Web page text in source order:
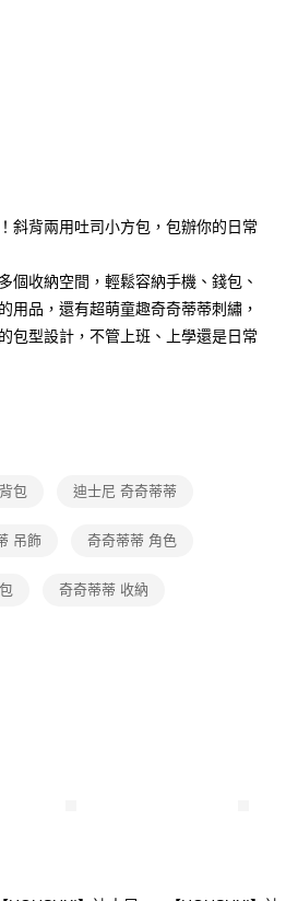
大哥大用戶可立即使用無須另外申請。
，訂單成立後會自動跳轉到大哥付的交易
期的期數、繳款截止日，確認付款後即完
認交易或遇審核未通過，訂單將自動取
，表示未達大哥付你分期系統評分，恕無
擇「超商條碼／台灣大直營門市／銀行轉
」等通路繳費。
限公司」（以下簡稱本公司）所提供，讓
約使用本公司帳單繳交帳款。
期」之契約關係目的，商店將以您的個人
所需資料之確認、核對及更正。
後才付款」的支付方式。 讓您購物簡單
卡、不需儲值。
證，即可結帳。
後付」後，將跳轉至「AFTEE先享後付」
繳費通知簡訊。
行付款，方視為交易完成。
需立刻繳費，但若您需要取消訂單，請聯絡
退款等相關疑問，請聯繫「AFTEE先享後付
提供之「AFTEE先享後付」服務完成之交
上)免運費
上)免運費
上)免運費
斜背兩用吐司小方包，包辦你的日常
個收納空間，輕鬆容納手機、錢包、
用品，還有超萌童趣奇奇蒂蒂刺繡，
包型設計，不管上班、上學還是日常
包 迪士尼 奇奇蒂蒂
吊飾 奇奇蒂蒂 角色
奇奇蒂蒂 收納